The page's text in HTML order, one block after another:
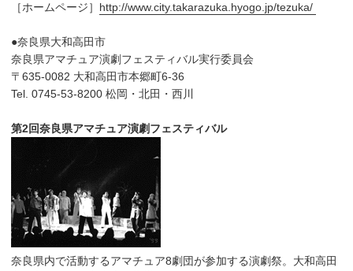
［ホームページ］ http://www.city.takarazuka.hyogo.jp/tezuka/
●奈良県大和高田市
奈良県アマチュア演劇フェスティバル実行委員会
〒635-0082 大和高田市本郷町6-36
Tel. 0745-53-8200 松岡・北田・西川
第2回奈良県アマチュア演劇フェスティバル
奈良県内で活動するアマチュア8劇団が参加する演劇祭。大和高田